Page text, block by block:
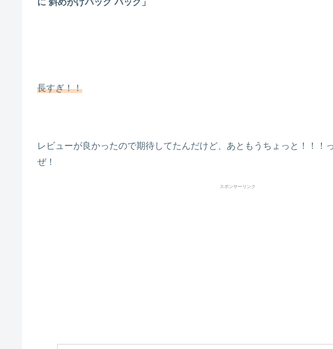
長すぎ！！
レビューが良かったので期待してたんだけど、あともうちょっと！！！
ぜ！
スポンサーリンク